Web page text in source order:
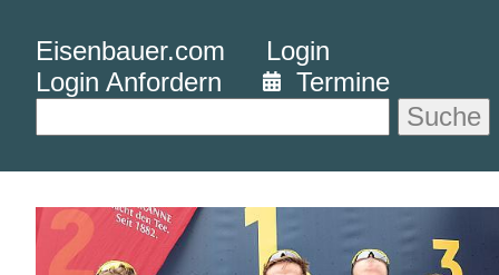
Eisenbauer.com
Login
Login Anfordern
Termine
Suche